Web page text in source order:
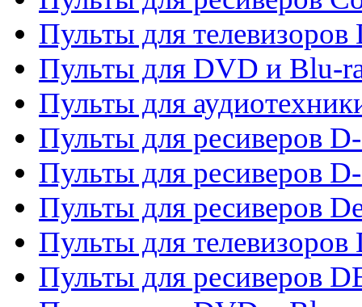
Пульты для телевизоров
Пульты для DVD и Blu-
Пульты для
Пульты для ресиверов
Пульты для ресиверов
Пульты для ресиверов
Пульты для телевизоров
Пульты для ресиверов